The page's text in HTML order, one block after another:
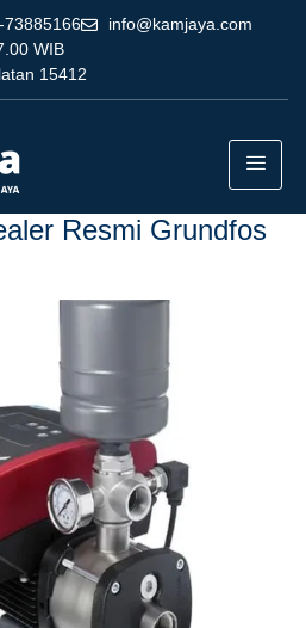
73885166
info@kamjaya.com
WIB
15412
jakarta
Resmi Grundfos